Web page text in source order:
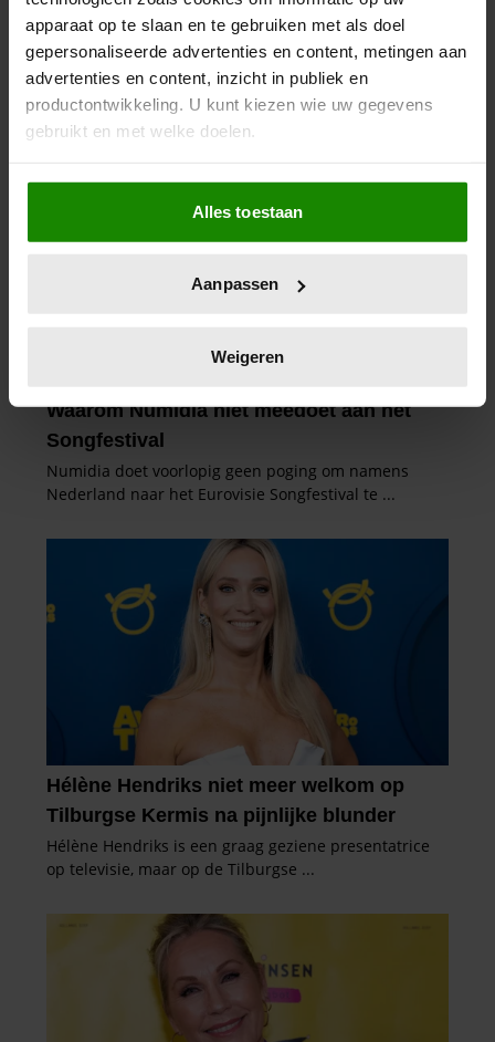
apparaat op te slaan en te gebruiken met als doel
gepersonaliseerde advertenties en content, metingen aan
advertenties en content, inzicht in publiek en
productontwikkeling. U kunt kiezen wie uw gegevens
gebruikt en met welke doelen.
Als u het toestaat, willen we ook graag:
Informatie verzamelen over uw geografische
locatie, die tot een paar meter nauwkeurig kan zijn
scannen op specifieke eigenschappen (fingerprinting)
verwerkt en stel uw voorkeuren in het
intrekken in de Cookieverklaring.
We gebruiken cookies om content en advertenties te
personaliseren, om functies voor social media te bieden
informatie over uw gebruik van onze site met onze
partners voor social media, adverteren en analyse. Deze
partners kunnen deze gegevens combineren met andere
informatie die u aan ze heeft verstrekt of die ze hebben
verzameld op basis van uw gebruik van hun services. U
gaat akkoord met onze cookies als u onze website blijft
Alles toestaan
Aanpassen
Weigeren